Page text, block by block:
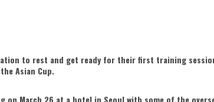
to rest and get ready for their first training
Asian Cup.
on March 26 at a hotel in Seoul with some of the